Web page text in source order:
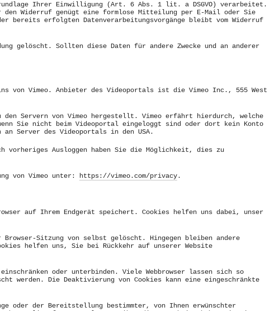
Ihrer Einwilligung (Art. 6 Abs. 1 lit. a DSGVO) verarbeitet.
Widerruf genügt eine formlose Mitteilung per E-Mail oder Sie
bereits erfolgten Datenverarbeitungsvorgänge bleibt vom Widerruf
gelöscht. Sollten diese Daten für andere Zwecke und an anderer
von Vimeo. Anbieter des Videoportals ist die Vimeo Inc., 555 West
Servern von Vimeo hergestellt. Vimeo erfährt hierdurch, welche
Sie nicht beim Videoportal eingeloggt sind oder dort kein Konto
Server des Videoportals in den USA.
vorheriges Ausloggen haben Sie die Möglichkeit, dies zu
von Vimeo unter: https://vimeo.com/privacy.
auf Ihrem Endgerät speichert. Cookies helfen uns dabei, unser
Browser-Sitzung von selbst gelöscht. Hingegen bleiben andere
helfen uns, Sie bei Rückkehr auf unserer Website
einschränken oder unterbinden. Viele Webbrowser lassen sich so
werden. Die Deaktivierung von Cookies kann eine eingeschränkte
oder der Bereitstellung bestimmter, von Ihnen erwünschter